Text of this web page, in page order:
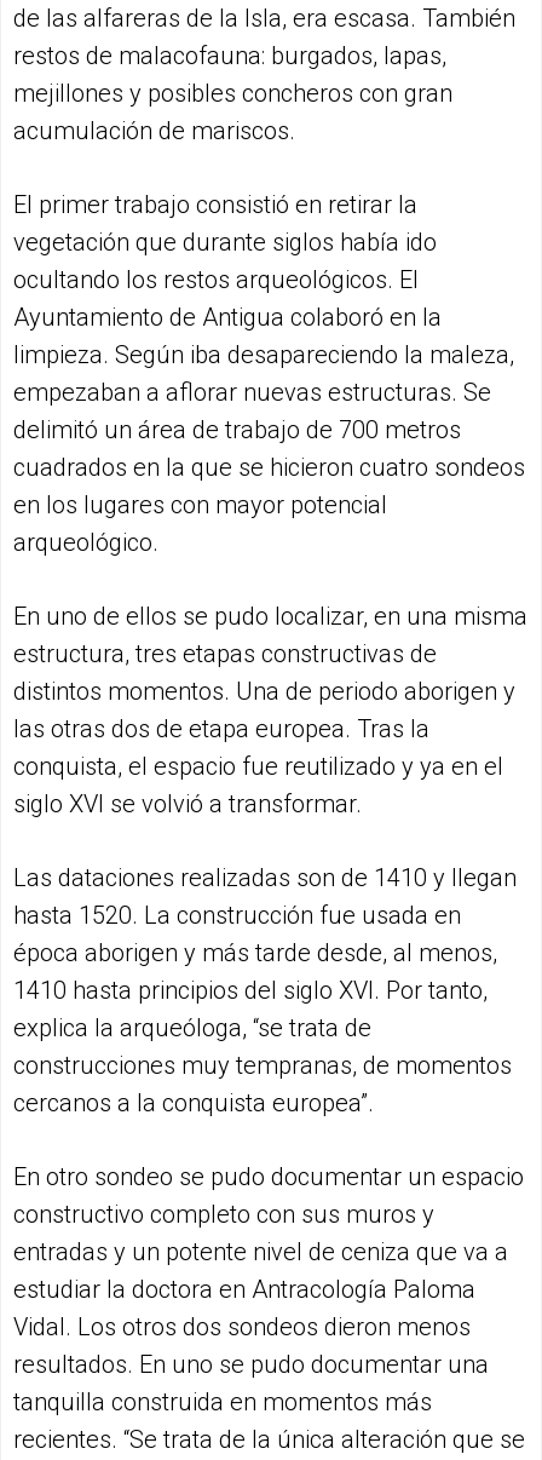
de las alfareras de la Isla, era escasa. También
restos de malacofauna: burgados, lapas,
mejillones y posibles concheros con gran
acumulación de mariscos.
El primer trabajo consistió en retirar la
vegetación que durante siglos había ido
ocultando los restos arqueológicos. El
Ayuntamiento de Antigua colaboró en la
limpieza. Según iba desapareciendo la maleza,
empezaban a aflorar nuevas estructuras. Se
delimitó un área de trabajo de 700 metros
cuadrados en la que se hicieron cuatro sondeos
en los lugares con mayor potencial
arqueológico.
En uno de ellos se pudo localizar, en una misma
estructura, tres etapas constructivas de
distintos momentos. Una de periodo aborigen y
las otras dos de etapa europea. Tras la
conquista, el espacio fue reutilizado y ya en el
siglo XVI se volvió a transformar.
Las dataciones realizadas son de 1410 y llegan
hasta 1520. La construcción fue usada en
época aborigen y más tarde desde, al menos,
1410 hasta principios del siglo XVI. Por tanto,
explica la arqueóloga, “se trata de
construcciones muy tempranas, de momentos
cercanos a la conquista europea”.
En otro sondeo se pudo documentar un espacio
constructivo completo con sus muros y
entradas y un potente nivel de ceniza que va a
estudiar la doctora en Antracología Paloma
Vidal. Los otros dos sondeos dieron menos
resultados. En uno se pudo documentar una
tanquilla construida en momentos más
recientes. “Se trata de la única alteración que se